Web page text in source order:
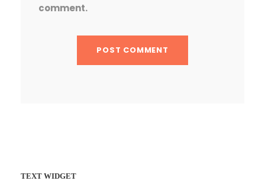
comment.
TEXT WIDGET